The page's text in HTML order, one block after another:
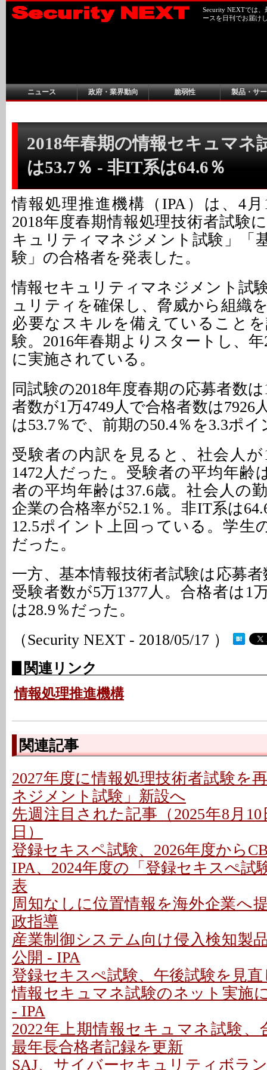
Security NEXTでは
ースを日刊でお届け
ニュース 政府・業界動向 脆弱性 製品・サ
2018年春期の情報セキュマネ
は53.7％ - 非IT系は64.6％
情報処理推進機構（IPA）は、4
2018年度春期情報処理技術者試験
キュリティマネジメント試験」「
験」の合格者を発表した。
情報セキュリティマネジメント試
ュリティを確保し、脅威から組織
必要なスキルを備えていること
験。2016年春期よりスタートし、
に実施されている。
同試験の2018年度春期の応募者数
者数が1万4749人で合格者数は7926
は53.7％で、前期の50.4％を3.3ポ
受験者の内訳を見ると、社会人
1472人だった。受験者の平均年齢
者の平均年齢は37.6歳。社会人の
企業の合格率が52.1％。非IT系は
12.5ポイント上回っている。学生
だった。
一方、基本情報技術者試験は応募者
受験者数が5万1377人。合格者は1
は28.9％だった。
（Security NEXT - 2018/05/17 ）
関連リンク
情報処理推進機構
関連記事
2027年度に情報処理技術者試験を
ネジメント試験」新設へ
先週注目された記事（2025年8月10
日）
登録セキスペ試験、2026年度から
IPA、2024年度の「登録セキスぺ試
表
周知なしに位置情報を海外企業へ
政指導
産業制御システム向け侵入検知製
公開 - IPA
登録セキスぺ試験、午後試験を見直
情報セキュマネ試験のネット実施
- IPA
2022年上期情報セキュマネ試験、
最年長合格者記録を更新
SAJ、サイバーセキュリティボラ